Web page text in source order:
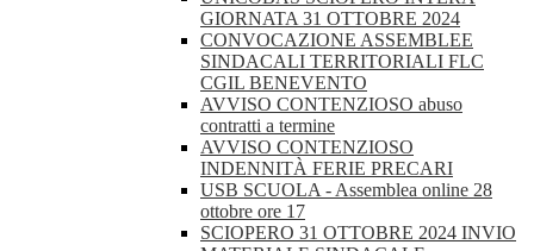
GIORNATA 31 OTTOBRE 2024
CONVOCAZIONE ASSEMBLEE
SINDACALI TERRITORIALI FLC
CGIL BENEVENTO
AVVISO CONTENZIOSO abuso
contratti a termine
AVVISO CONTENZIOSO
INDENNITÀ FERIE PRECARI
USB SCUOLA - Assemblea online 28
ottobre ore 17
SCIOPERO 31 OTTOBRE 2024 INVIO